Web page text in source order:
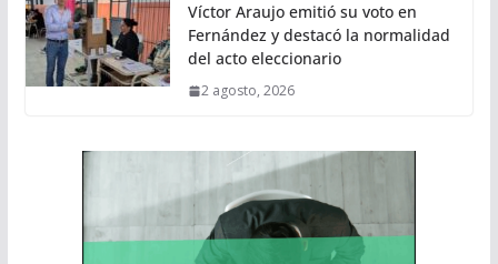
Víctor Araujo emitió su voto en
Fernández y destacó la normalidad
del acto eleccionario
2 agosto, 2026